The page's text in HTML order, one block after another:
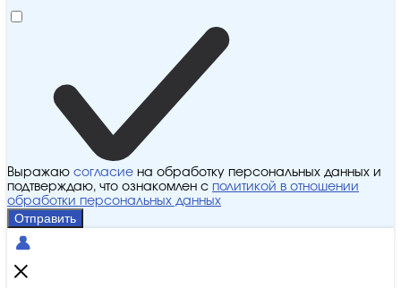
Выражаю согласие на обработку персональных данных и
подтверждаю, что ознакомлен с политикой в отношении
обработки персональных данных
Отправить